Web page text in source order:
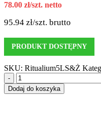
78.00 zł/szt. netto
95.94 zł/szt. brutto
PRODUKT DOSTĘPNY
SKU: Ritualium5LS&Ż
-
Dodaj do koszyka